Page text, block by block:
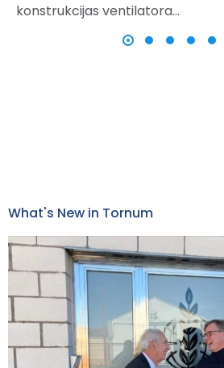
konstrukcijas ventilatora…
What's New in Tornum